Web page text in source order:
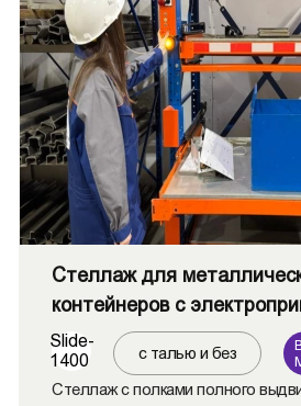
Стеллаж для
контейнеров с
Slide-
1400
с талью и без
Стеллаж с полками полного